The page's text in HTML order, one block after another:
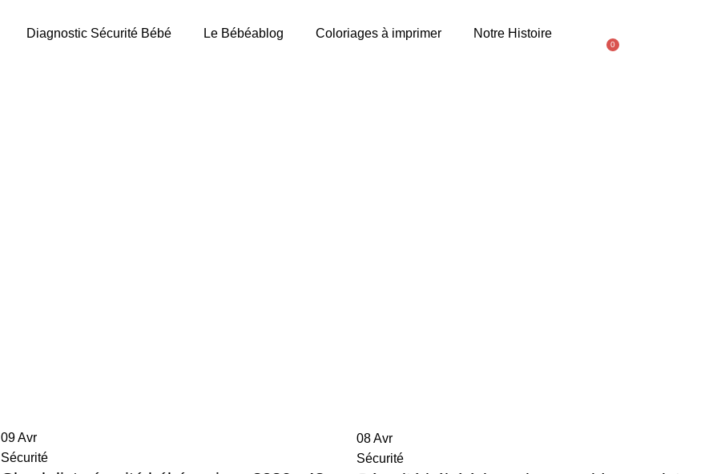
Diagnostic Sécurité Bébé Le Bébéablog Coloriages à imprimer Notre Histoire
0
09Avr
Sécurité
08Avr
Sécurité